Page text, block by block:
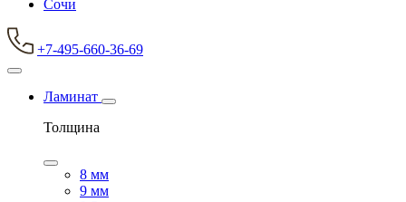
Сочи
+7-495-660-36-69
Ламинат
Толщина
8 мм
9 мм